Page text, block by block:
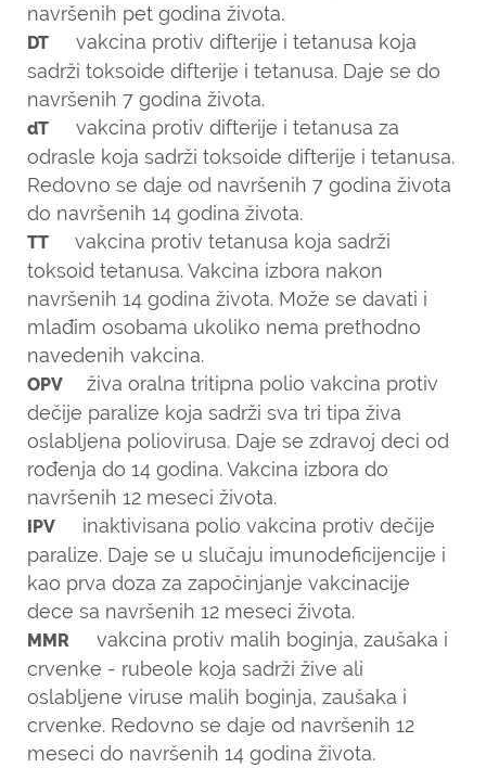
navršenih pet godina života.
DT vakcina protiv difterije i tetanusa koja
sadrži toksoide difterije i tetanusa. Daje se do
navršenih 7 godina života.
dT vakcina protiv difterije i tetanusa za
odrasle koja sadrži toksoide difterije i tetanusa.
Redovno se daje od navršenih 7 godina života
do navršenih 14 godina života.
TT
vakcina protiv tetanusa koja sadrži
toksoid tetanusa. Vakcina izbora nakon
navršenih 14 godina života. Može se davati i
mlađim osobama ukoliko nema prethodno
navedenih vakcina.
OPV
živa oralna tritipna polio vakcina protiv
dečije paralize koja sadrži sva tri tipa živa
oslabljena poliovirusa. Daje se zdravoj deci od
rođenja do 14 godina. Vakcina izbora do
navršenih 12 meseci života.
IPV inaktivisana polio vakcina protiv dečije
paralize. Daje se u slučaju imunodeficijencije i
kao prva doza za započinjanje vakcinacije
dece sa navršenih 12 meseci života.
MMR
vakcina protiv malih boginja, zaušaka i
crvenke - rubeole koja sadrži žive ali
oslabljene viruse malih boginja, zaušaka i
crvenke. Redovno se daje od navršenih 12
meseci do navršenih 14 godina života.